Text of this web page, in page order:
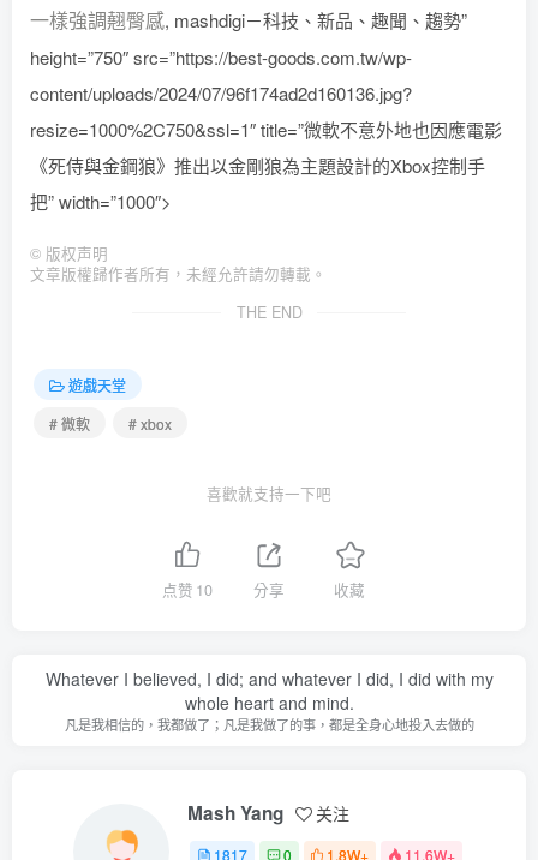
一樣強調翹臀感, mashdigi－科技、新品、趣聞、趨勢”
height=”750″ src=”https://best-goods.com.tw/wp-
content/uploads/2024/07/96f174ad2d160136.jpg?
resize=1000%2C750&ssl=1″ title=”微軟不意外地也因應電影
《死侍與金鋼狼》推出以金剛狼為主題設計的Xbox控制手
把” width=”1000″>
© 版权声明
文章版權歸作者所有，未經允許請勿轉載。
THE END
遊戲天堂
# 微軟
# xbox
喜歡就支持一下吧
点赞 10 分享 收藏
Whatever I believed, I did; and whatever I did, I did with my
whole heart and mind.
凡是我相信的，我都做了；凡是我做了的事，都是全身心地投入去做的
Mash Yang 关注
1817 0 1.8W+ 11.6W+